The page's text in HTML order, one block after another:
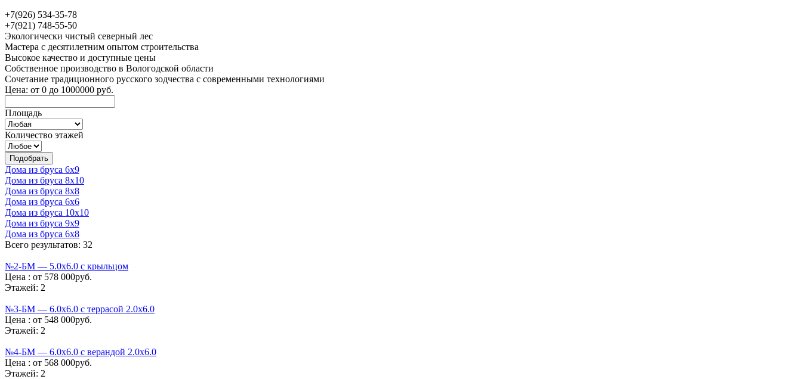
+7(926) 534-35-78
+7(921) 748-55-50
Экологически чистый северный лес
Мастера с десятилетним опытом строительства
Высокое качество и доступные цены
Собственное производство в Вологодской области
Сочетание традиционного русского зодчества с современными технологиями
Цена: от 0 до 1000000 руб.
Площадь
Количество этажей
Дома из бруса 6х9
Дома из бруса 8х10
Дома из бруса 8х8
Дома из бруса 6х6
Дома из бруса 10х10
Дома из бруса 9х9
Дома из бруса 6х8
Всего результатов: 32
№2-БМ — 5.0х6.0 с крыльцом
Цена : от 578 000руб.
Этажей: 2
№3-БМ — 6.0х6.0 с террасой 2.0х6.0
Цена : от 548 000руб.
Этажей: 2
№4-БМ — 6.0х6.0 с верандой 2.0х6.0
Цена : от 568 000руб.
Этажей: 2